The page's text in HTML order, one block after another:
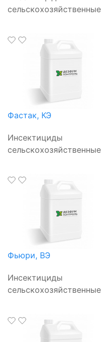
сельскохозяйственные
Фастак, КЭ
Инсектициды
сельскохозяйственные
Фьюри, ВЭ
Инсектициды
сельскохозяйственные